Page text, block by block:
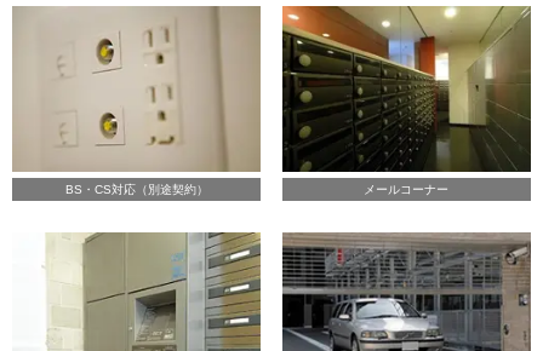
BS・CS対応（別途契約） メールコーナー